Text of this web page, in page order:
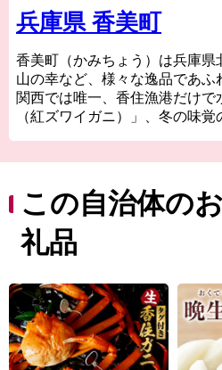
兵庫県 香美町
香美町（かみちょう）は兵庫県
山の幸など、様々な逸品であふ
関西では唯一、香住漁港だけで
（紅ズワイガニ）」、冬の味
通してお楽しみください。
この自治体の
礼品